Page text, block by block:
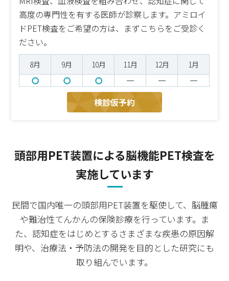
高度の専門性を有する医師が診察します。アミロイ
ドPET検査をご希望の方は、まずこちらをご受診く
ださい。
8月 9月 10月 11月 12月 1月
検診仮予約
頭部用PET装置による脳機能PET検査を
実施しています
民間で国内唯一の頭部用PET装置を駆使して、脳腫瘍
や難治性てんかんの保険診療を行っています。 ま
た、認知症をはじめとするさまざまな疾患の原因解
明や、 治療法・予防法の開発を目的とした研究にも
取り組んでいます。